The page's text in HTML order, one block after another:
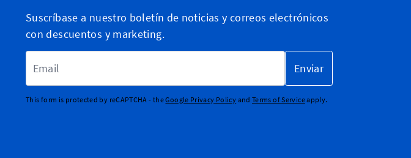
Suscríbase a nuestro boletín de noticias y correos electrónicos
con descuentos y marketing.
Enviar
This form is protected by reCAPTCHA - theGoogle Privacy Policy and Terms of Serviceapply.